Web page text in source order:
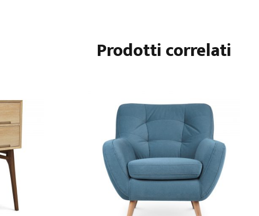
Prodotti correlati